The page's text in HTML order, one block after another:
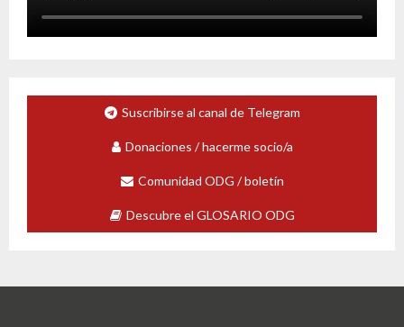
Suscribirse al canal de Telegram
Donaciones / hacerme socio/a
Comunidad ODG / boletín
Descubre el GLOSARIO ODG